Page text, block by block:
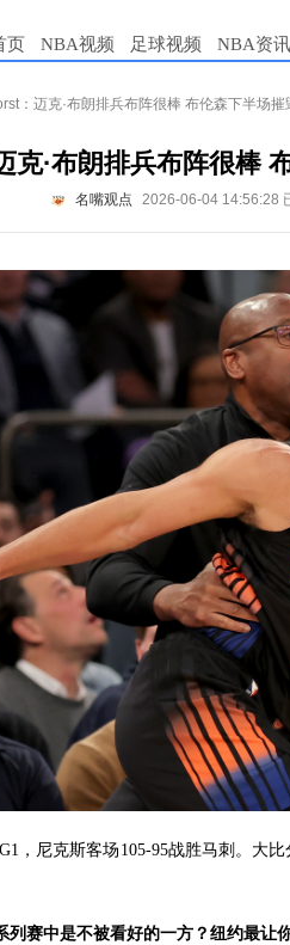
页 NBA视频 足球视频 NBA资讯
：迈克·布朗排兵布阵很棒 布伦森下半场摧
·布朗排兵布阵很棒
名嘴观点 2026-06-04 14:56:28
，尼克斯客场105-95战胜马刺。大
列赛中是不被看好的一方？纽约最让